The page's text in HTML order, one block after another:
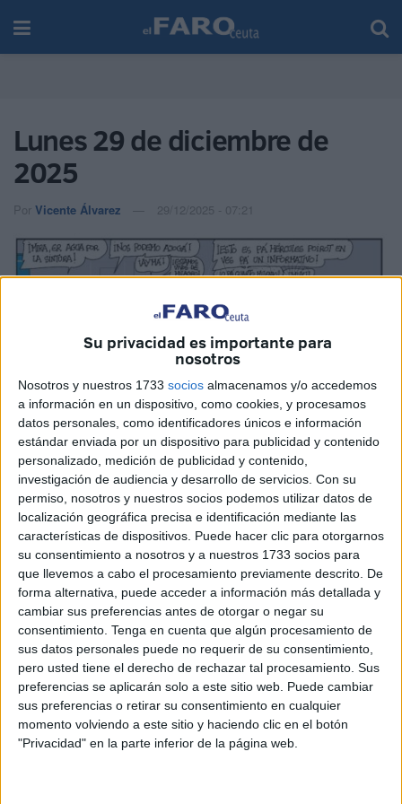
Su privacidad es importante para
nosotros
Nosotros y nuestros 1733 socios almacenamos y/o accedemos
a información en un dispositivo, como cookies, y procesamos
datos personales, como identificadores únicos e información
estándar enviada por un dispositivo para publicidad y contenido
personalizado, medición de publicidad y contenido,
investigación de audiencia y desarrollo de servicios. Con su
permiso, nosotros y nuestros socios podemos utilizar datos de
localización geográfica precisa e identificación mediante las
características de dispositivos. Puede hacer clic para otorgarnos
su consentimiento a nosotros y a nuestros 1733 socios para
que llevemos a cabo el procesamiento previamente descrito. De
forma alternativa, puede acceder a información más detallada y
cambiar sus preferencias antes de otorgar o negar su
consentimiento. Tenga en cuenta que algún procesamiento de
sus datos personales puede no requerir de su consentimiento,
pero usted tiene el derecho de rechazar tal procesamiento. Sus
preferencias se aplicarán solo a este sitio web. Puede cambiar
sus preferencias o retirar su consentimiento en cualquier
momento volviendo a este sitio y haciendo clic en el botón
"Privacidad" en la parte inferior de la página web.
Lunes 29 de diciembre de
2025
Por Vicente Álvarez 29/12/2025 - 07:21
Related Posts
Crisis en Ceuta: petición urgente de
intervención institucional
HACE 35 MINUTOS
Cientos de menores que entraron en la
avalancha colapsan la comisaría de la
Policía
HACE 2 HORAS
Dónde y cómo se podrá ver el eclipse en
Ceuta
HACE 2 HORAS
La concentración de Ceuta, protagonista